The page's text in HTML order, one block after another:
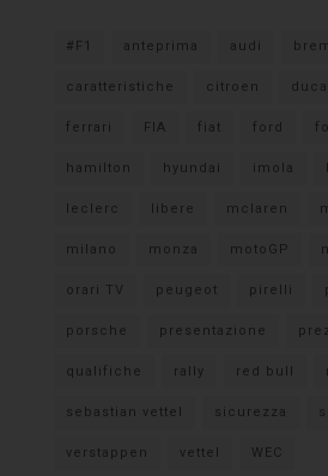
#F1 anteprima audi
caratteristiche citroen
ferrari FIA fiat ford
hamilton hyundai imola
leclerc libere mclaren
milano monza motoGP
orari TV peugeot pirelli
porsche presentazione
qualifiche rally red bull
sebastian vettel sicurezza
verstappen vettel WEC